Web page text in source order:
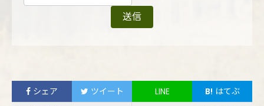
シェア ツイート LINE B! はてぶ